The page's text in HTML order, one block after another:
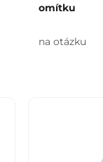
omítku
na otázku